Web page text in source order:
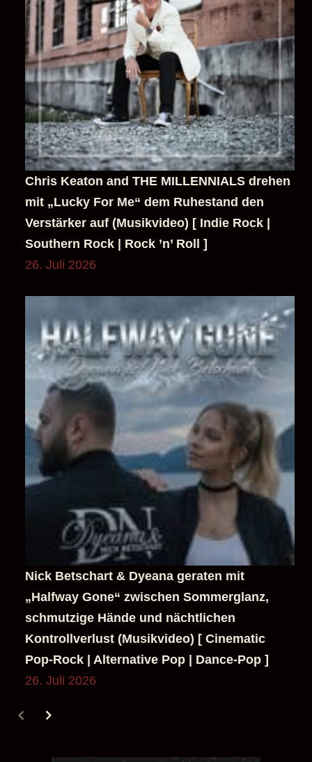
Chris Keaton and THE MILLENNIALS drehen
mit „Lucky For Me“ dem Ruhestand den
Verstärker auf (Musikvideo) [ Indie Rock |
Southern Rock | Rock ’n’ Roll ]
26. Juli 2026
Nick Betschart & Dyeana geraten mit
„Halfway Gone“ zwischen Sommerglanz,
schmutzige Hände und nächtlichen
Kontrollverlust (Musikvideo) [ Cinematic
Pop-Rock | Alternative Pop | Dance-Pop ]
26. Juli 2026